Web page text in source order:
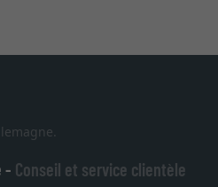
- Conseil et service clientèle